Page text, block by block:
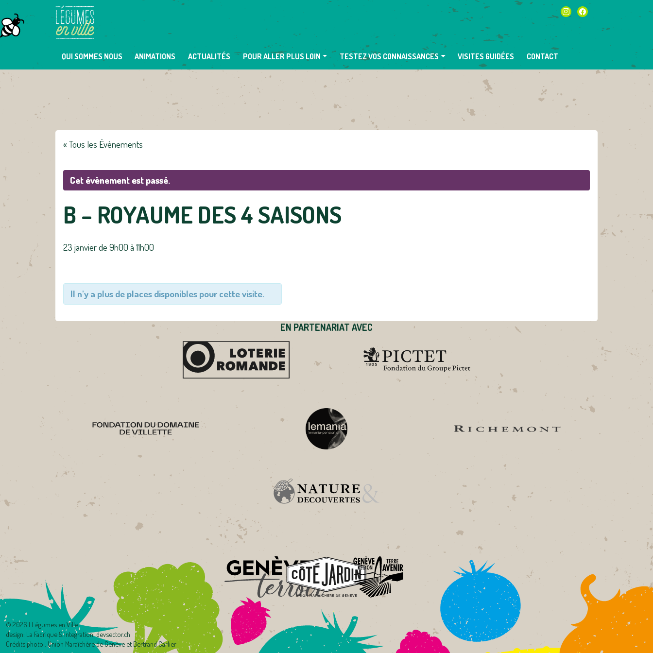
to
content
instagramfacebook
QUI SOMMES NOUS ANIMATIONS ACTUALITÉS POUR ALLER PLUS LOIN TESTEZ VOS CONNAISSANCES VISITES GUIDÉES CONTACT
« Tous les Évènements
Cet évènement est passé.
B – ROYAUME DES 4 SAISONS
23 janvier de 9h00 à 11h00
Il n'y a plus de places disponibles pour cette visite.
EN PARTENARIAT AVEC
© 2026 | Légumes en Ville
design: La Fabrique& integration:devsector.ch
Crédits photo : Union Maraîchère de Genève et Bertrand Carlier